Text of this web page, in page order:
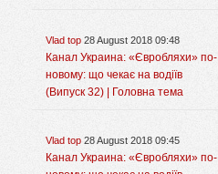
Vlad top 28 August 2018 09:48
Канал Украина: «Євробляхи» по-
новому: що чекає на водіїв
(Випуск 32) | Головна тема
Vlad top 28 August 2018 09:45
Канал Украина: «Євробляхи» по-